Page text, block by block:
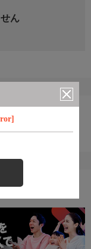
ん